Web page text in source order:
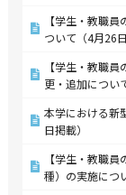
【学生・教職
ついて（4月26日
【学生・教職
更・追加につい
本学における新
日掲載）
【学生・教職
種）の実施につ